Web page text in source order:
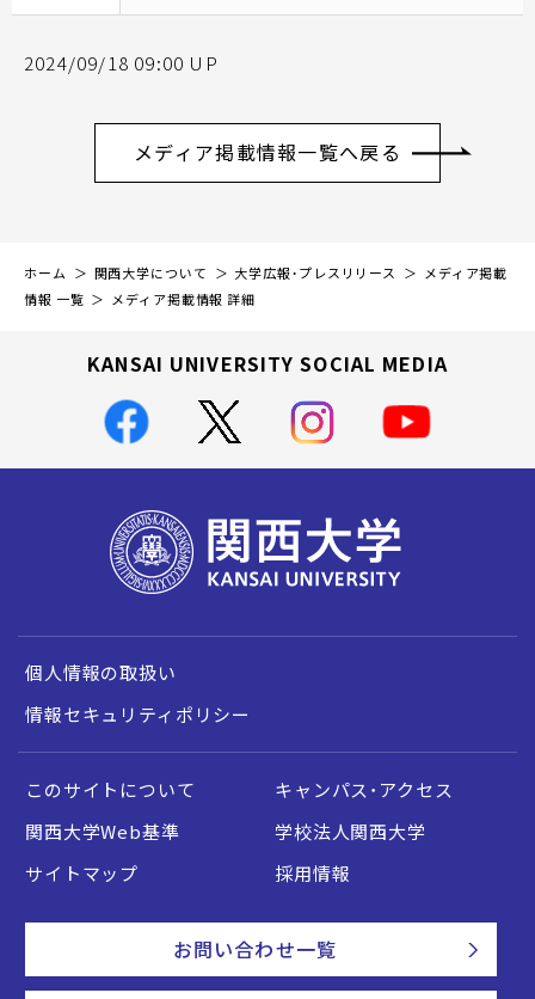
2024/09/18 09:00 UP
メディア掲載情報一覧へ戻る
ホーム 関西大学について 大学広報・プレスリリース
メディア掲載
情報 一覧
メディア掲載情報 詳細
KANSAI UNIVERSITY SOCIAL MEDIA
個人情報の取扱い
情報セキュリティポリシー
このサイトについて
キャンパス・アクセス
関西大学Web基準
学校法人関西大学
サイトマップ
採用情報
お問い合わせ一覧